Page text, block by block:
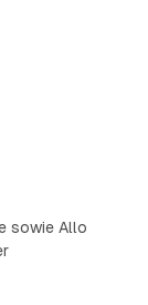
sowie Allo